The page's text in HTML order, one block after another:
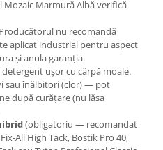
Marmură Albă verifică
Producătorul nu recomandă
aplicat industrial pentru aspect
și anula garanția.
detergent ușor cu cârpă moale.
sau înălbitori (clor) — pot
după curățare (nu lăsa
(obligatoriu — recomandat
All High Tack, Bostik Pro 40,